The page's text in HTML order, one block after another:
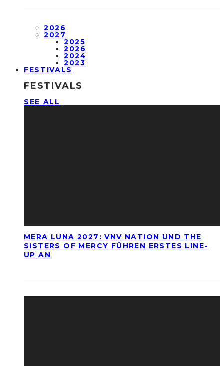
2026
2027
2025
2026
2024
2023
FESTIVALS
FESTIVALS
SEE ALL
MERA LUNA 2027: VNV NATION UND THE
SISTERS OF MERCY FÜHREN ERSTES LINE-
UP AN